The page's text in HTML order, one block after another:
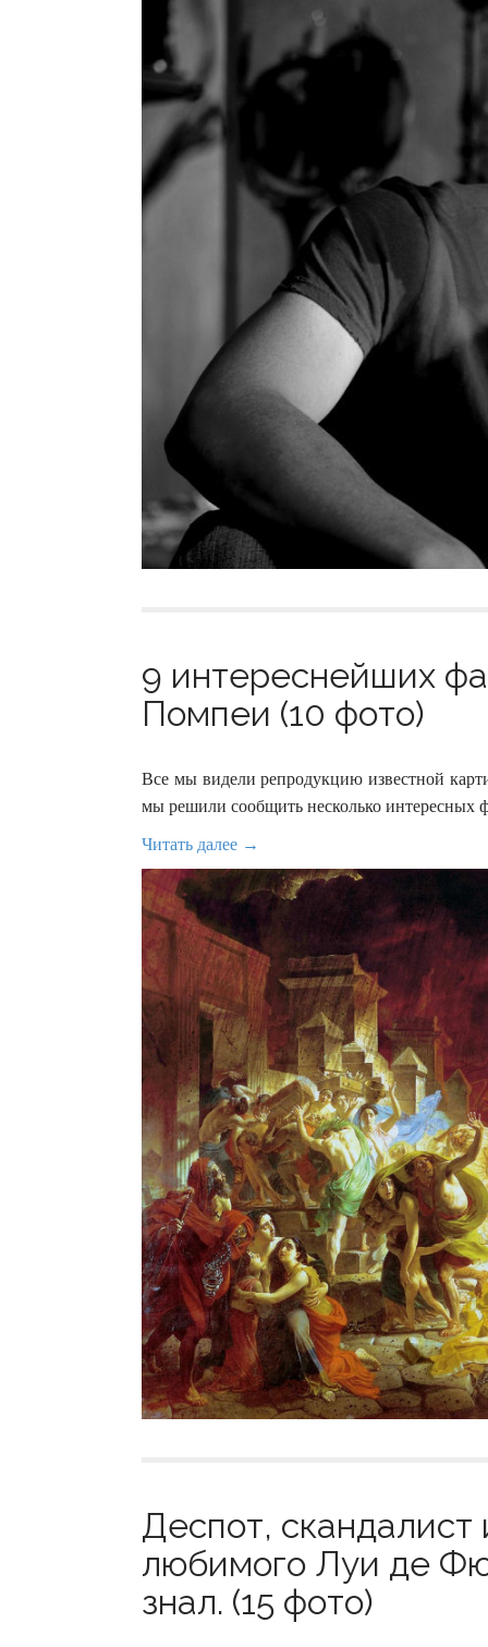
9 интереснейших
Помпеи (10 фото)
Все мы видели репродукцию известной
мы решили сообщить несколько интересных
Читать далее →
Деспот, скандалист
любимого Луи де
знал. (15 фото)